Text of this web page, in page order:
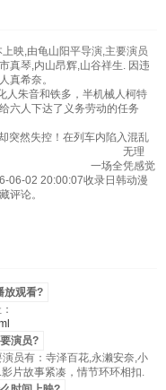
映,由龟山阳平导演,主要演员
真琴,内山昂辉,山谷祥生. 因违
和半机械人真希奈。
铁多，半机械人柯特
六人下达了义务劳动的任务
银河特急”。
然失控！在列车内陷入混乱
事件！ 无理
一场全凭感觉
06-02 20:00:07收录日韩动漫
评论。
放观看?
演员?
员有：寺泽百花,永濑安奈,小
片故事紧凑，情节环环相扣.